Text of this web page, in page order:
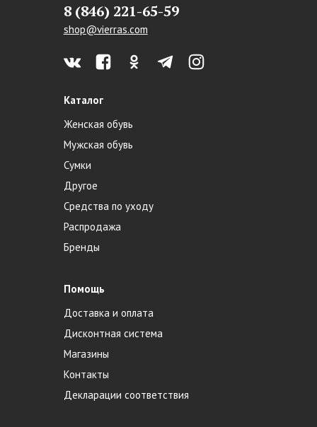
8 (846) 221-65-59
shop@vierras.com
Каталог
Женская обувь
Мужская обувь
Сумки
Другое
Средства по уходу
Распродажа
Бренды
Помощь
Доставка и оплата
Дисконтная система
Магазины
Контакты
Декларации соответствия